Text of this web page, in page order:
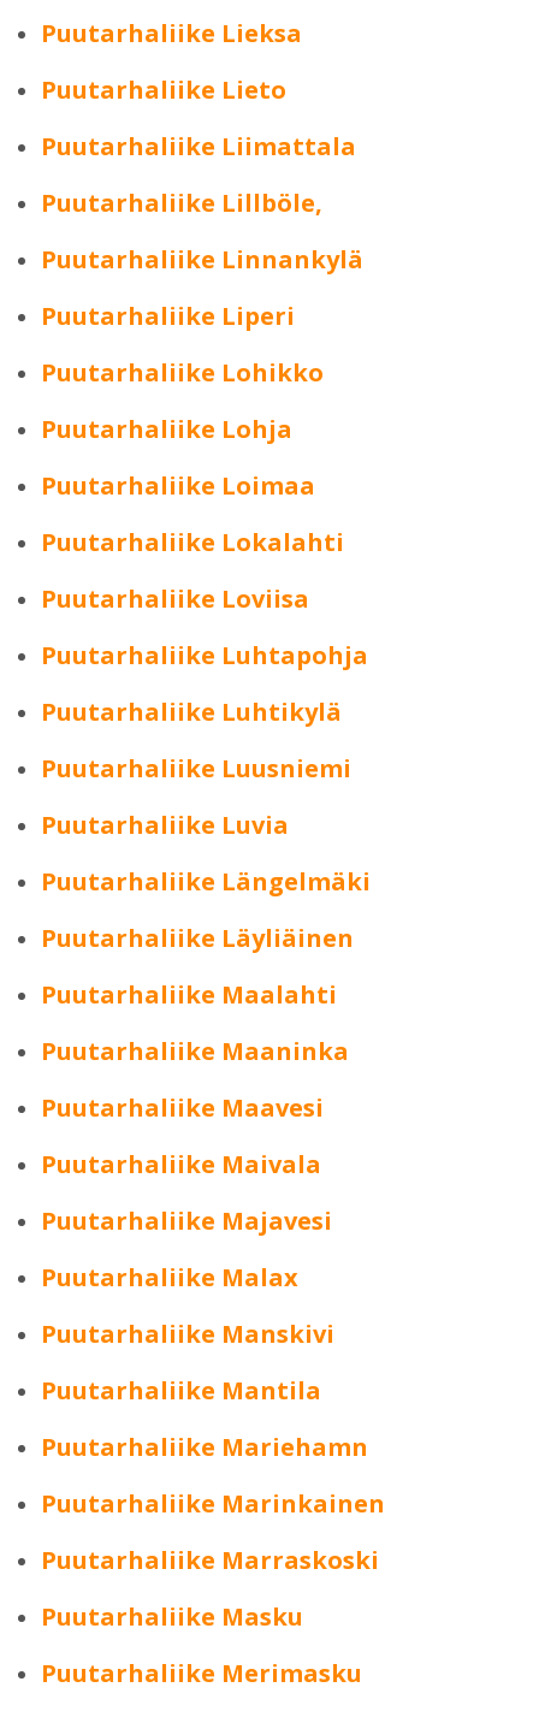
Puutarhaliike Lieksa
Puutarhaliike Lieto
Puutarhaliike Liimattala
Puutarhaliike Lillböle,
Puutarhaliike Linnankylä
Puutarhaliike Liperi
Puutarhaliike Lohikko
Puutarhaliike Lohja
Puutarhaliike Loimaa
Puutarhaliike Lokalahti
Puutarhaliike Loviisa
Puutarhaliike Luhtapohja
Puutarhaliike Luhtikylä
Puutarhaliike Luusniemi
Puutarhaliike Luvia
Puutarhaliike Längelmäki
Puutarhaliike Läyliäinen
Puutarhaliike Maalahti
Puutarhaliike Maaninka
Puutarhaliike Maavesi
Puutarhaliike Maivala
Puutarhaliike Majavesi
Puutarhaliike Malax
Puutarhaliike Manskivi
Puutarhaliike Mantila
Puutarhaliike Mariehamn
Puutarhaliike Marinkainen
Puutarhaliike Marraskoski
Puutarhaliike Masku
Puutarhaliike Merimasku